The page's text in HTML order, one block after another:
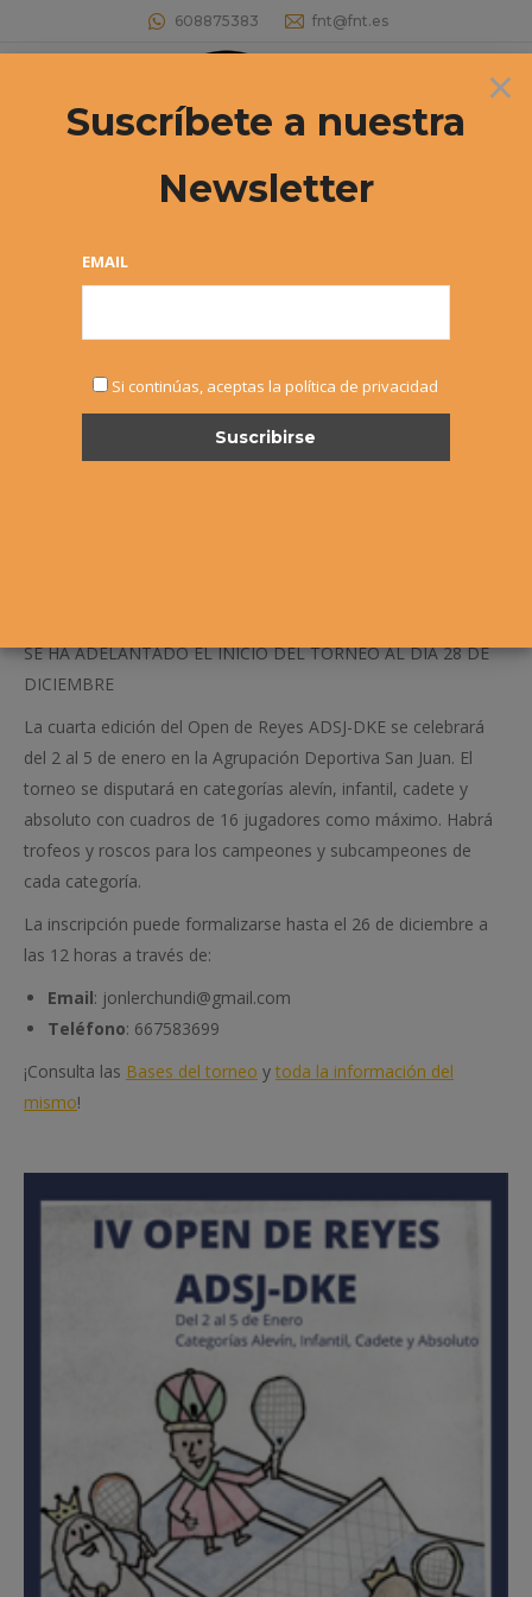
608875383 fnt@fnt.es
Buscar:
SE HA ADELANTADO EL INICIO DEL TORNEO AL DÍA 28 DE
DICIEMBRE
La cuarta edición del Open de Reyes ADSJ-DKE se celebrará
del 2 al 5 de enero en la Agrupación Deportiva San Juan. El
torneo se disputará en categorías alevín, infantil, cadete y
absoluto con cuadros de 16 jugadores como máximo. Habrá
trofeos y roscos para los campeones y subcampeones de
cada categoría.
La inscripción puede formalizarse hasta el 26 de diciembre a
las 12 horas a través de:
Email: jonlerchundi@gmail.com
Teléfono: 667583699
¡Consulta las Bases del torneo y toda la información del
mismo!
×
Suscríbete a nuestra
Newsletter
EMAIL
Si continúas, aceptas la política de privacidad